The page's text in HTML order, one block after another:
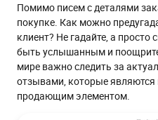
Помимо писем с деталями
покупке. Как можно
клиент? Не гадайте, а просто
быть услышанным и
мире важно следить за
отзывами, которые
продающим элементом.